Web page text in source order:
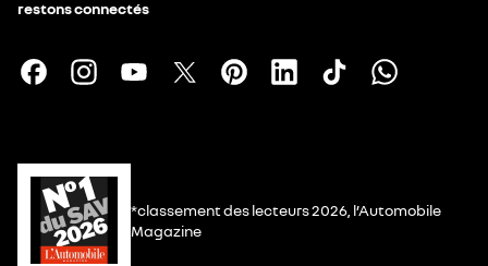
restons connectés
*classement des lecteurs 2026, l’Automobile
Magazine